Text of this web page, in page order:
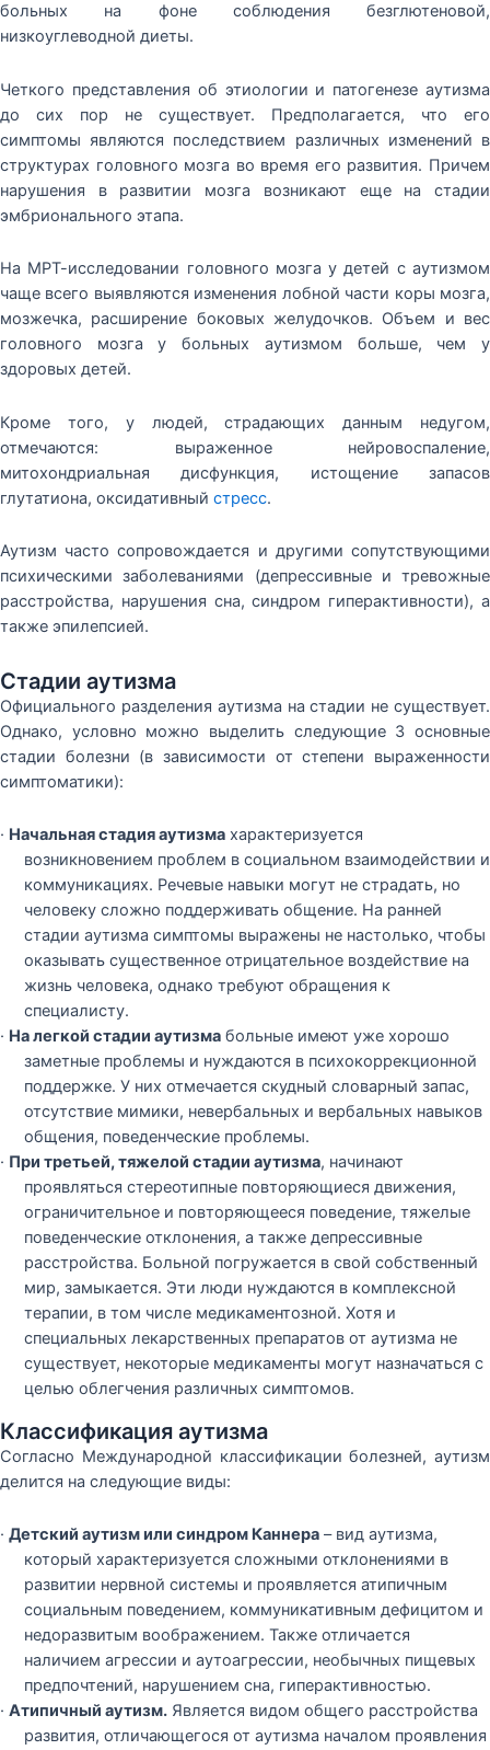
больных на фоне соблюдения безглютеновой,
низкоуглеводной диеты.
Четкого представления об этиологии и патогенезе аутизма
до сих пор не существует. Предполагается, что его
симптомы являются последствием различных изменений в
структурах головного мозга во время его развития. Причем
нарушения в развитии мозга возникают еще на стадии
эмбрионального этапа.
На МРТ-исследовании головного мозга у детей с аутизмом
чаще всего выявляются изменения лобной части коры мозга,
мозжечка, расширение боковых желудочков. Объем и вес
головного мозга у больных аутизмом больше, чем у
здоровых детей.
Кроме того, у людей, страдающих данным недугом,
отмечаются: выраженное нейровоспаление,
митохондриальная дисфункция, истощение запасов
глутатиона, оксидативный стресс.
Аутизм часто сопровождается и другими сопутствующими
психическими заболеваниями (депрессивные и тревожные
расстройства, нарушения сна, синдром гиперактивности), а
также эпилепсией.
Стадии аутизма
Официального разделения аутизма на стадии не существует.
Однако, условно можно выделить следующие 3 основные
стадии болезни (в зависимости от степени выраженности
симптоматики):
· Начальная стадия аутизма характеризуется
возникновением проблем в социальном взаимодействии и
коммуникациях. Речевые навыки могут не страдать, но
человеку сложно поддерживать общение. На ранней
стадии аутизма симптомы выражены не настолько, чтобы
оказывать существенное отрицательное воздействие на
жизнь человека, однако требуют обращения к
специалисту.
· На легкой стадии аутизма больные имеют уже хорошо
заметные проблемы и нуждаются в психокоррекционной
поддержке. У них отмечается скудный словарный запас,
отсутствие мимики, невербальных и вербальных навыков
общения, поведенческие проблемы.
· При третьей, тяжелой стадии аутизма, начинают
проявляться стереотипные повторяющиеся движения,
ограничительное и повторяющееся поведение, тяжелые
поведенческие отклонения, а также депрессивные
расстройства. Больной погружается в свой собственный
мир, замыкается. Эти люди нуждаются в комплексной
терапии, в том числе медикаментозной. Хотя и
специальных лекарственных препаратов от аутизма не
существует, некоторые медикаменты могут назначаться с
целью облегчения различных симптомов.
Классификация аутизма
Согласно Международной классификации болезней, аутизм
делится на следующие виды:
· Детский аутизм или синдром Каннера – вид аутизма,
который характеризуется сложными отклонениями в
развитии нервной системы и проявляется атипичным
социальным поведением, коммуникативным дефицитом и
недоразвитым воображением. Также отличается
наличием агрессии и аутоагрессии, необычных пищевых
предпочтений, нарушением сна, гиперактивностью.
· Атипичный аутизм. Является видом общего расстройства
развития, отличающегося от аутизма началом проявления